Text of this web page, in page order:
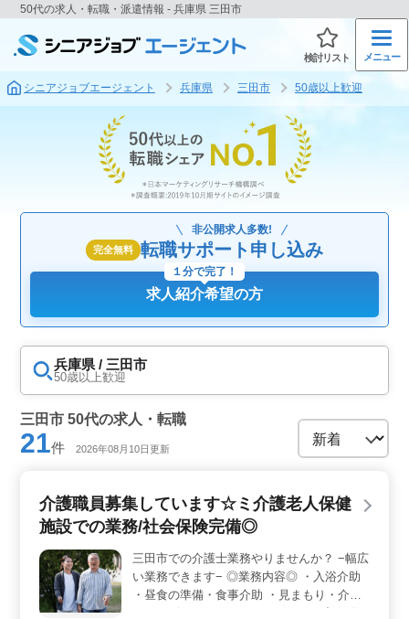
50代の求人・転職・派遣情報 - 兵庫県 三田市
検討リスト メニュー
シニアジョブエージェント 兵庫県 三田市 50歳以上歓迎
完全無料
非公開求人多数!
転職サポート申し込み
求人紹介希望の方
１分で完了！
兵庫県 / 三田市
50歳以上歓迎
三田市 50代の求人・転職
21件 2026年08月10日更新
介護職員募集しています☆ミ介護老人保健
施設での業務/社会保険完備◎
三田市での介護士業務やりませんか？ −幅広
い業務できます− ◎業務内容◎ ・入浴介助
・昼食の準備・食事介助 ・見まもり・介助